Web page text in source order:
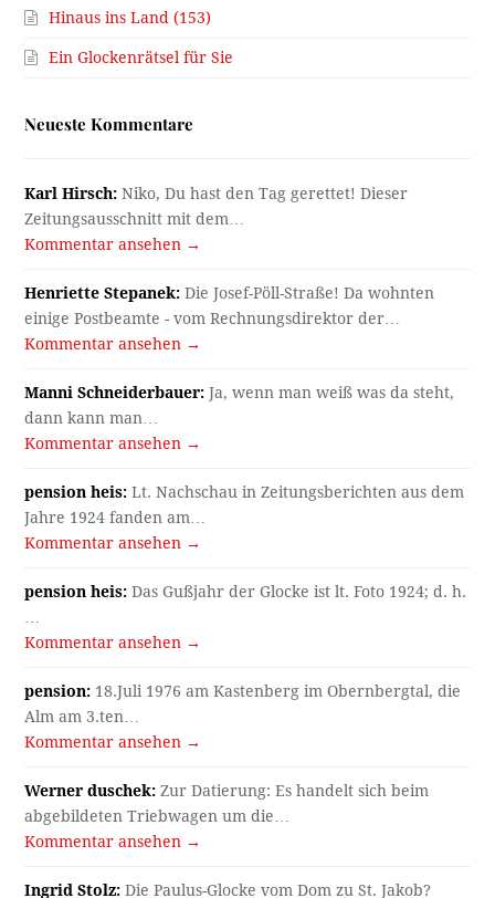
Hinaus ins Land (153)
Ein Glockenrätsel für Sie
Neueste Kommentare
Karl Hirsch: Niko, Du hast den Tag gerettet! Dieser
Zeitungsausschnitt mit dem…
Kommentar ansehen →
Henriette Stepanek: Die Josef-Pöll-Straße! Da wohnten
einige Postbeamte - vom Rechnungsdirektor der…
Kommentar ansehen →
Manni Schneiderbauer: Ja, wenn man weiß was da steht,
dann kann man…
Kommentar ansehen →
pension heis: Lt. Nachschau in Zeitungsberichten aus dem
Jahre 1924 fanden am…
Kommentar ansehen →
pension heis: Das Gußjahr der Glocke ist lt. Foto 1924; d. h.
…
Kommentar ansehen →
pension: 18.Juli 1976 am Kastenberg im Obernbergtal, die
Alm am 3.ten…
Kommentar ansehen →
Werner duschek: Zur Datierung: Es handelt sich beim
abgebildeten Triebwagen um die…
Kommentar ansehen →
Ingrid Stolz: Die Paulus-Glocke vom Dom zu St. Jakob?